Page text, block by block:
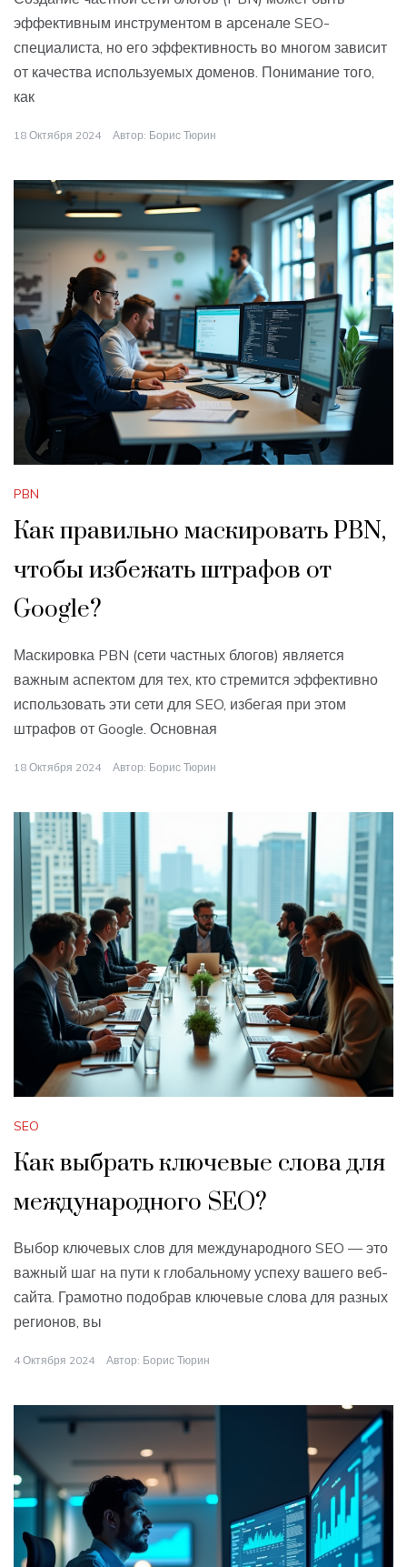
эффективным инструментом в арсенале SEO-
специалиста, но его эффективность во многом зависит
от качества используемых доменов. Понимание того,
как
18 Октября 2024 Автор: Борис Тюрин
PBN
Как правильно маскировать PBN,
чтобы избежать штрафов от
Google?
Маскировка PBN (сети частных блогов) является
важным аспектом для тех, кто стремится эффективно
использовать эти сети для SEO, избегая при этом
штрафов от Google. Основная
18 Октября 2024 Автор: Борис Тюрин
SEO
Как выбрать ключевые слова для
международного SEO?
Выбор ключевых слов для международного SEO — это
важный шаг на пути к глобальному успеху вашего веб-
сайта. Грамотно подобрав ключевые слова для разных
регионов, вы
4 Октября 2024 Автор: Борис Тюрин